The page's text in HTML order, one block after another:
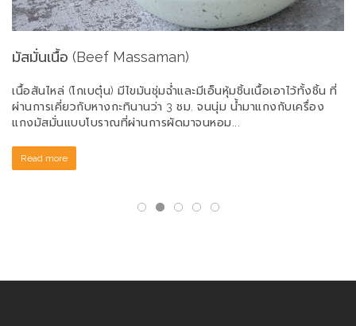
มัสมั่นเนื้อ (Beef Massaman)
เนื้อสันไหล่ (โกเบตุ๋น) มีไขมันชุ่มฉ่ำและมีเอ็นหุ้มชิ้นเนื้อเอาไว้ทั้งชิ้น ที่
ผ่านการเคี่ยวกับหางกะทินานว่า 3 ชม. จนนุ่ม น้ำมาแกงกับเครื่อง
แกงมัสมั่นแบบโบราณที่ผ่านการผัดมาจนหอม...
Read more